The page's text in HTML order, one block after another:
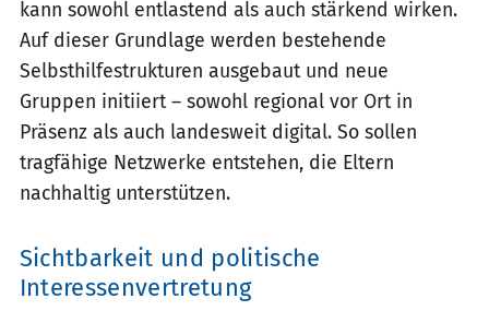
kann sowohl entlastend als auch stärkend wirken.
Auf dieser Grundlage werden bestehende
Selbsthilfestrukturen ausgebaut und neue
Gruppen initiiert – sowohl regional vor Ort in
Präsenz als auch landesweit digital. So sollen
tragfähige Netzwerke entstehen, die Eltern
nachhaltig unterstützen.
Sichtbarkeit und politische
Interessenvertretung